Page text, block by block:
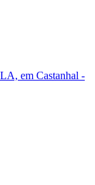
em Castanhal -